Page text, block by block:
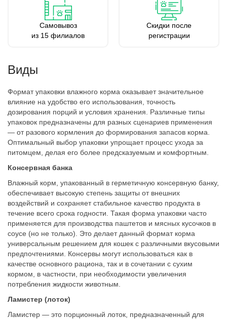
Самовывоз
из 15 филиалов
Скидки после
регистрации
Виды
Формат упаковки влажного корма оказывает значительное
влияние на удобство его использования, точность
дозирования порций и условия хранения. Различные типы
упаковок предназначены для разных сценариев применения
— от разового кормления до формирования запасов корма.
Оптимальный выбор упаковки упрощает процесс ухода за
питомцем, делая его более предсказуемым и комфортным.
Консервная банка
Влажный корм, упакованный в герметичную консервную банку,
обеспечивает высокую степень защиты от внешних
воздействий и сохраняет стабильное качество продукта в
течение всего срока годности. Такая форма упаковки часто
применяется для производства паштетов и мясных кусочков в
соусе (но не только). Это делает данный формат корма
универсальным решением для кошек с различными вкусовыми
предпочтениями. Консервы могут использоваться как в
качестве основного рациона, так и в сочетании с сухим
кормом, в частности, при необходимости увеличения
потребления жидкости животным.
Ламистер (лоток)
Ламистер — это порционный лоток, предназначенный для